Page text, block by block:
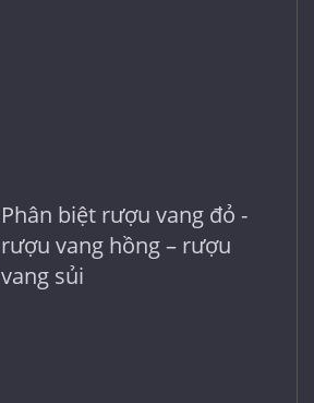
Phân biệt rượu vang đỏ -
rượu vang hồng – rượu
vang sủi